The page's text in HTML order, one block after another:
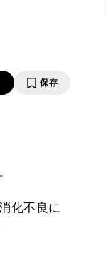
保存
化不良に